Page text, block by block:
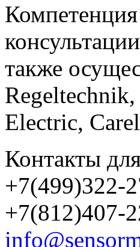
также
Electric,
Контакты
+7(499)322-
+7(812)407-